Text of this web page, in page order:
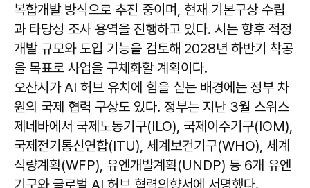
복합개발 방식으로 추진 중이며, 현재 기본구상 수립
과 타당성 조사 용역을 진행하고 있다. 시는 향후 적정
개발 규모와 도입 기능을 검토해 2028년 하반기 착공
을 목표로 사업을 구체화할 계획이다.
오산시가 AI 허브 유치에 힘을 싣는 배경에는 정부 차
원의 국제 협력 구상도 있다. 정부는 지난 3월 스위스
제네바에서 국제노동기구(ILO), 국제이주기구(IOM),
국제전기통신연합(ITU), 세계보건기구(WHO), 세계
식량계획(WFP), 유엔개발계획(UNDP) 등 6개 유엔
기구와 글로벌 AI 허브 협력의향서에 서명했다.